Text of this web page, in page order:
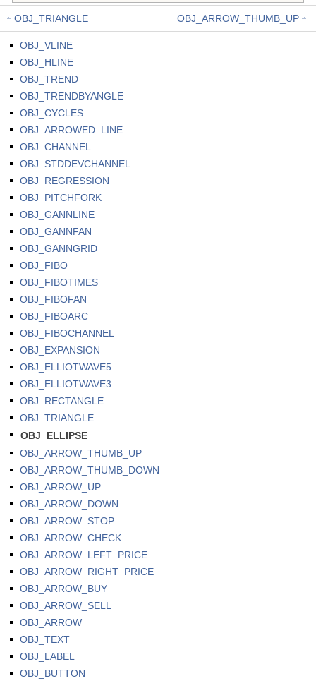
OBJ_TRIANGLE OBJ_ARROW_THUMB_UP
OBJ_VLINE
OBJ_HLINE
OBJ_TREND
OBJ_TRENDBYANGLE
OBJ_CYCLES
OBJ_ARROWED_LINE
OBJ_CHANNEL
OBJ_STDDEVCHANNEL
OBJ_REGRESSION
OBJ_PITCHFORK
OBJ_GANNLINE
OBJ_GANNFAN
OBJ_GANNGRID
OBJ_FIBO
OBJ_FIBOTIMES
OBJ_FIBOFAN
OBJ_FIBOARC
OBJ_FIBOCHANNEL
OBJ_EXPANSION
OBJ_ELLIOTWAVE5
OBJ_ELLIOTWAVE3
OBJ_RECTANGLE
OBJ_TRIANGLE
OBJ_ELLIPSE
OBJ_ARROW_THUMB_UP
OBJ_ARROW_THUMB_DOWN
OBJ_ARROW_UP
OBJ_ARROW_DOWN
OBJ_ARROW_STOP
OBJ_ARROW_CHECK
OBJ_ARROW_LEFT_PRICE
OBJ_ARROW_RIGHT_PRICE
OBJ_ARROW_BUY
OBJ_ARROW_SELL
OBJ_ARROW
OBJ_TEXT
OBJ_LABEL
OBJ_BUTTON